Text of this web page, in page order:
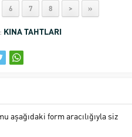
6 7 8 > »
KINA TAHTLARI
aşağıdaki form aracılığıyla siz